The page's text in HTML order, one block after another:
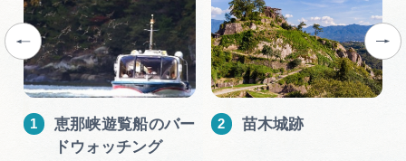
旅行会社・観光事業者の皆様へ
フォトライブラリー
動画ライブラリー
恵那峡遊覧船のバー
ドウォッチング
苗木城跡